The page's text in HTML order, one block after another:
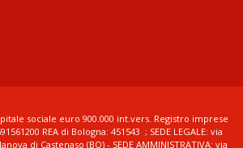
sociale euro 900.000 int.vers. Registro imprese
REA di Bologna: 451543 ; SEDE LEGALE: via
di Castenaso (BO) - SEDE AMMINISTRATIVA: via